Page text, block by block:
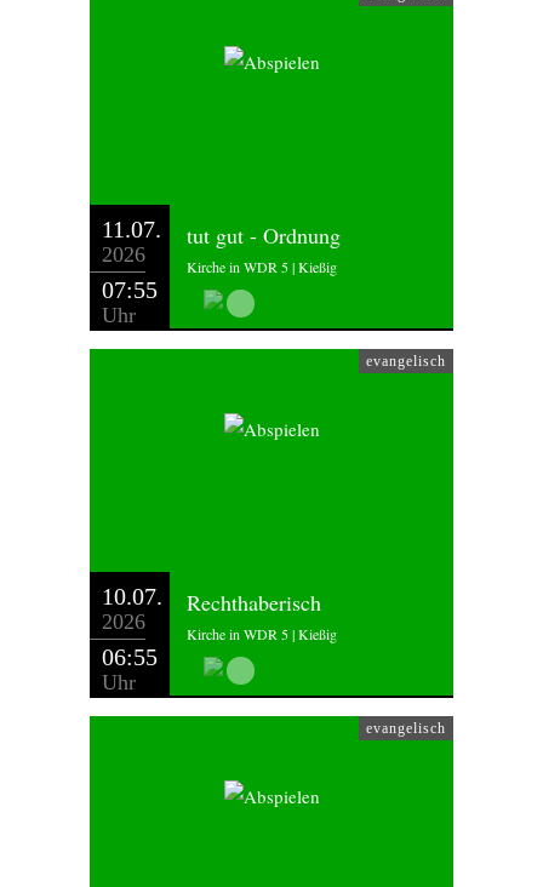
11.07.
2026
07:55
Uhr
tut gut - Ordnung
Kirche in WDR 5 | Kießig
evangelisch
10.07.
2026
06:55
Uhr
Rechthaberisch
Kirche in WDR 5 | Kießig
evangelisch